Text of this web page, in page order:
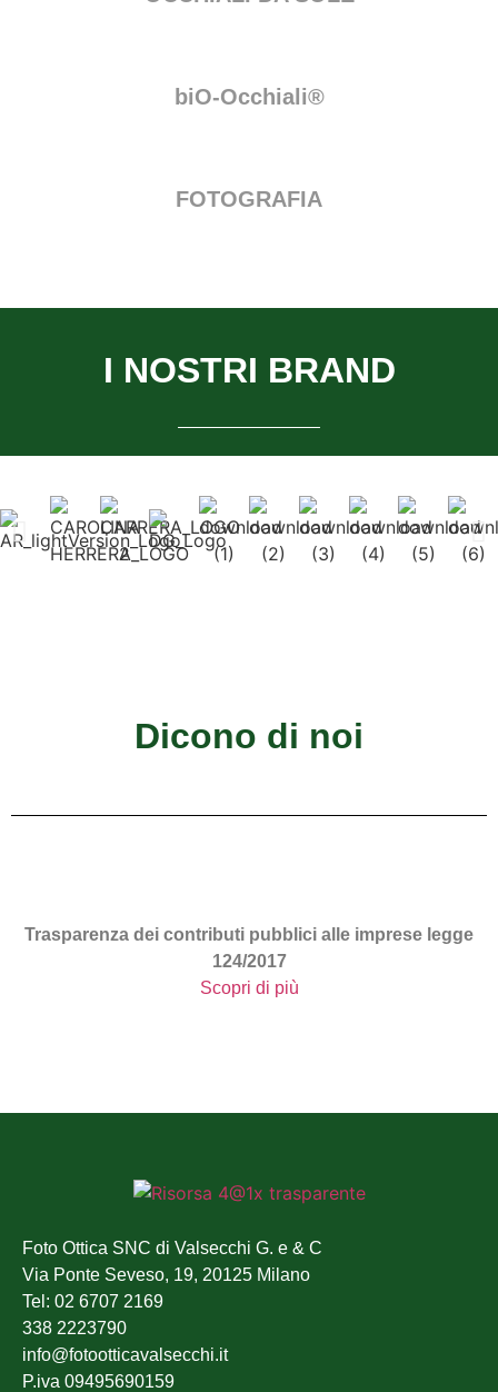
biO-Occhiali®
FOTOGRAFIA
I NOSTRI BRAND
Dicono di noi
Trasparenza dei contributi pubblici alle imprese legge
124/2017
Scopri di più
Foto Ottica SNC di Valsecchi G. e & C
Via Ponte Seveso, 19, 20125 Milano
Tel: 02 6707 2169
338 2223790
info@fotootticavalsecchi.it
P.iva 09495690159